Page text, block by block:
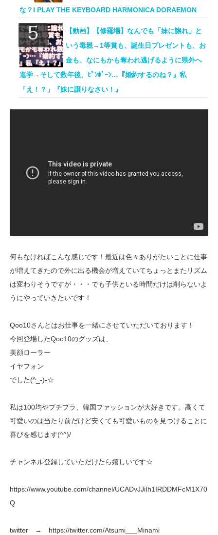
な？I PLAY THE KEYBOARD HARMONICA DORAEMON
【動画】【修羅場】なんでも「妹に譲れ」と
いう毒親→1等賞も、誕生日プレゼントも、お
金も、なにもかも奪われ逃げるように県外へ
進学→そして数年後、ﾋﾟﾝﾎﾟｰﾝ…『婚約するのね？』私
「え！？」『妹に譲りなさい！』
何もなければこんな感じです！最近は色々ありがたいことに仕事
が増えてきたので外に出る機会が増えていてちょっとまたリズム
は変わりそうですが・・・でも子供といる時間だけは削らないよ
うにやっていきたいです！
Qoo10さんとはお仕事を一緒にさせていただいております！
今回登場したQoo10のグッズは、
美顔ローラー
イヤフォン
でした(^_-)-☆
私は100均やプチプラ、韓国ファッションが大好きです。高くて
可愛いのは当たり前だけど安くても可愛いものを見つけることに
喜びを感じます(^^)/
チャンネル登録していただけたら嬉しいです☆
https://www.youtube.com/channel/UCADvJJiIh1IRDDMFcM1X70
Q
twitter → https://twitter.com/Atsumi___Minami